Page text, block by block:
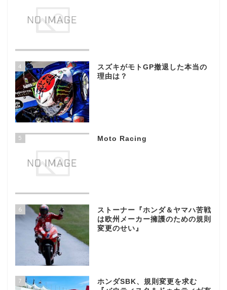
4
スズキがモトGP撤退した本当の
理由は？
5 Moto Racing
6
ストーナー『ホンダ＆ヤマハ苦戦
は欧州メーカー擁護のための規則
変更のせい』
7
ホンダSBK、規則変更を求む